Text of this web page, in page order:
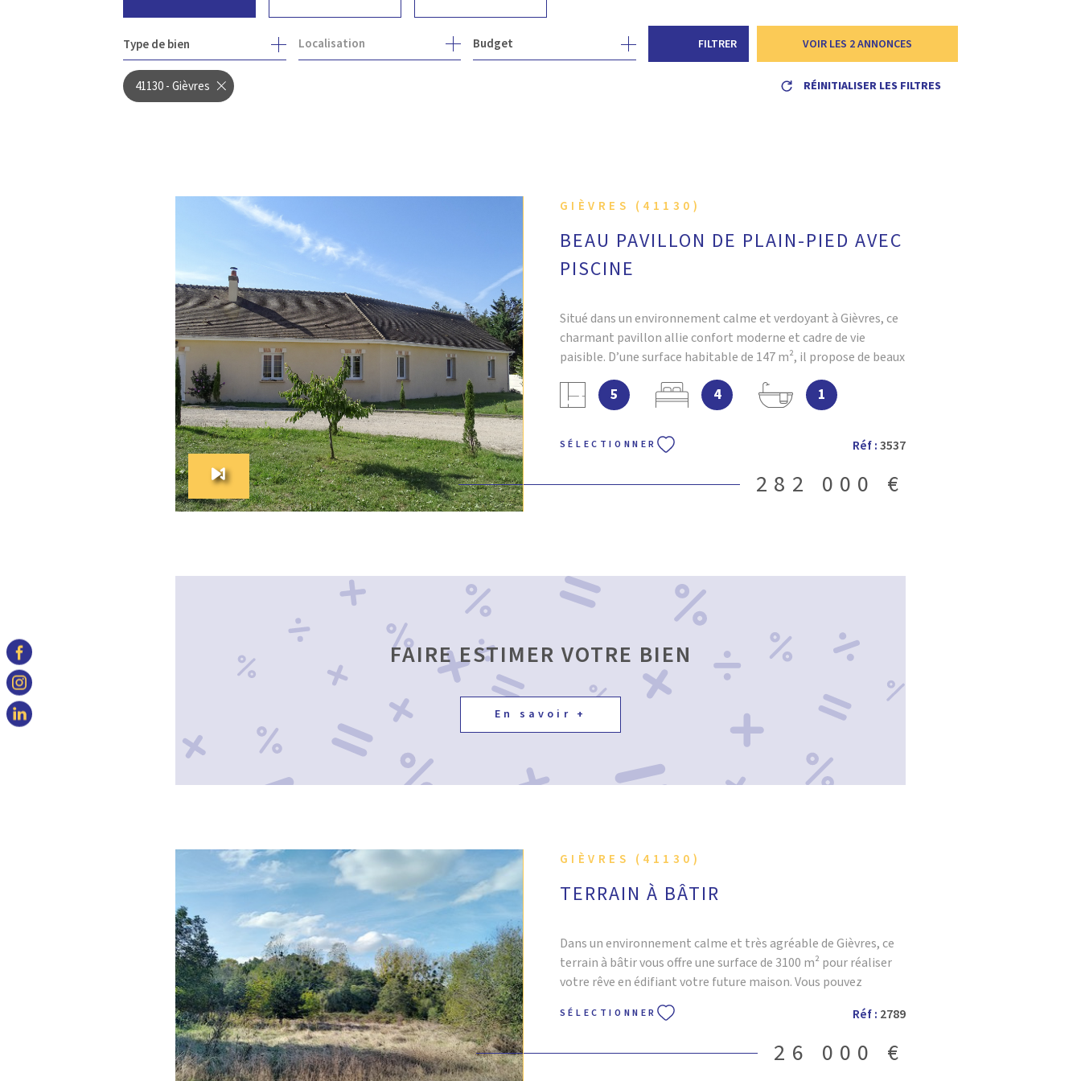
DE L'ANCIEN À L'ANNÉE
Type de bien Localisation Budget FILTRER VOIR LES 2ANNONCES
41130 - Gièvres RÉINITIALISER LES FILTRES
GIÈVRES (41130)
BEAU PAVILLON DE PLAIN-PIED AVEC
PISCINE
Situé dans un environnement calme et verdoyant à Gièvres, ce
charmant pavillon allie confort moderne et cadre de vie
paisible. D’une surface habitable de 147 m², il propose de beaux
volumes et des prestations de qualité. Vous serez séduit par
une spacieuse pièce de vie baignée de lumière, agrémentée
d’un poêle à bois et ouverte sur une cuisine entièrement
aménagée et équipée. L’espace s’ouvre sur une agréable
terrasse, idéale pour vos moments de détente en extérieur. La
maison dispose de quatre belles chambres , dont une suite
avec dressing, ainsi qu’une salle de bain complète équipée
sécurisée avec jacuzzi , parfaite pour des instants de bien-être
en famille ou entre amis. Un double garage de 60 m² permet de
stationner plusieurs véhicules ou de bénéficier d’un espace de
rangement supplémentaire. Pour votre confort au quotidien,
le pavillon est équipé de climatisation réversible . Un bien rare,
aux prestations soignées, à découvrir sans tarder. Contactez
dès maintenant votre agence VILLEFRANCHE IMMOBILIER
pour plus d’informations ou pour organiser une visite.
5 4 1
SÉLECTIONNER Réf :3537
282 000 €
VOIR LE BIEN
FAIRE ESTIMER VOTRE BIEN
En savoir +
GIÈVRES (41130)
TERRAIN À BÂTIR
Dans un environnement calme et très agréable de Gièvres, ce
terrain à bâtir vous offre une surface de 3100 m² pour réaliser
votre rêve en édifiant votre future maison. Vous pouvez
contacter l'agence immobilière VILLEFRANCHE IMMOBILIER si
vous souhaitez organiser une visite de ce terrain à bâtir.
SÉLECTIONNER Réf : 2789
26 000 €
VOIR LE BIEN